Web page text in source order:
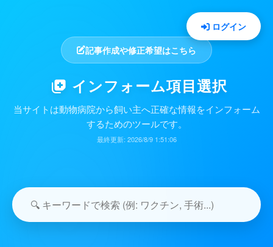
ログイン
記事作成や修正希望はこちら
インフォーム項目選択
当サイトは動物病院から飼い主へ正確な情報をインフォーム
するためのツールです。
最終更新: 2026/8/9 1:51:06